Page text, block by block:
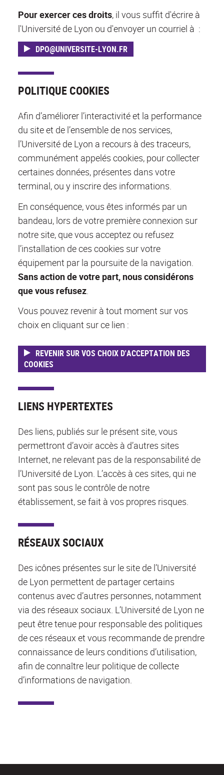
Pour exercer ces droits, il vous suffit d'écrire à
l'Université de Lyon ou d'envoyer un courriel à :
DPO@UNIVERSITE-LYON.FR
POLITIQUE COOKIES
Afin d’améliorer l’interactivité et la performance
du site et de l’ensemble de nos services,
l’Université de Lyon a recours à des traceurs,
communément appelés cookies, pour collecter
certaines données, présentes dans votre
terminal, ou y inscrire des informations.
En conséquence, vous êtes informés par un
bandeau, lors de votre première connexion sur
notre site, que vous acceptez ou refusez
l’installation de ces cookies sur votre
équipement par la poursuite de la navigation.
Sans action de votre part, nous considérons
que vous refusez.
Vous pouvez revenir à tout moment sur vos
choix en cliquant sur ce lien :
REVENIR SUR VOS CHOIX D'ACCEPTATION DES
COOKIES
LIENS HYPERTEXTES
Des liens, publiés sur le présent site, vous
permettront d’avoir accès à d’autres sites
Internet, ne relevant pas de la responsabilité de
l’Université de Lyon. L’accès à ces sites, qui ne
sont pas sous le contrôle de notre
établissement, se fait à vos propres risques.
RÉSEAUX SOCIAUX
Des icônes présentes sur le site de l’Université
de Lyon permettent de partager certains
contenus avec d’autres personnes, notamment
via des réseaux sociaux. L’Université de Lyon ne
peut être tenue pour responsable des politiques
de ces réseaux et vous recommande de prendre
connaissance de leurs conditions d’utilisation,
afin de connaître leur politique de collecte
d’informations de navigation.